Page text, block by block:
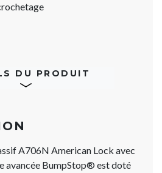
DU PRODUIT
A706N American Lock avec
avancée BumpStop® est doté